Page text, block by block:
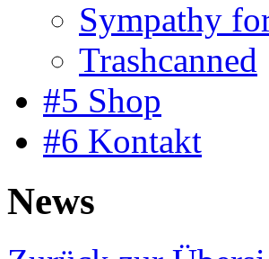
Sympathy
Trashcanned
#5 Shop
#6 Kontakt
News